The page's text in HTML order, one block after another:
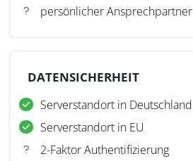
persönlicher Ansprechpartner
DATENSICHERHEIT
Serverstandort in Deutschland
Serverstandort in EU
2-Faktor Authentifizierung